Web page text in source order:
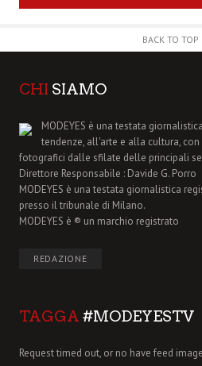
BACK TO TOP
CHI SIAMO
MODEYES è una testata
tendenze, all'arte e alla cultura,
fotografici dalle sfilate delle principali
Direttore Responsabile : Davide G. Porro
MODEYES è una testata giornalistica
presso il tribunale di Milano.
MODEYES è ® un marchio registrato
REDAZIONE
TAGGA #MODEYESTV
Request timed out, or no have feed